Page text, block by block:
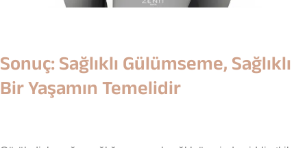
Sonuç: Sağlıklı Gülümseme, Sağlıklı
Bir Yaşamın Temelidir